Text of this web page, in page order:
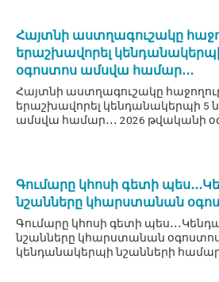
Հայտնի աստղագուշակը
երաշխավորել
օգոստոս ամսվա համար․․․
Հայտնի աստղագուշակը
երաշխավորել կենդանակերպի 5
ամսվա համար․․․ 2026 թվականի
Գումարը կհոսի գետի
նշանները կհարստանան
Գումարը կհոսի գետի
նշանները կհարստանան
կենդանակերպի նշանների